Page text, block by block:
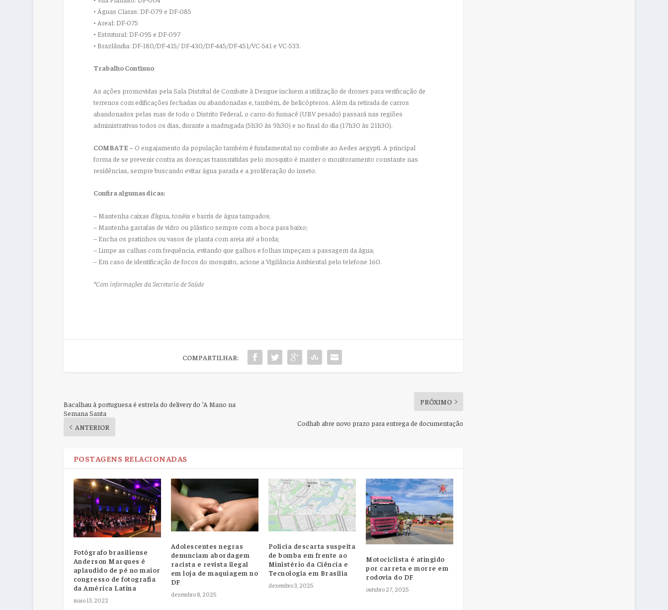
• Águas Claras: DF-079 e DF-085
• Areal: DF-075
• Estrutural: DF-095 e DF-097
• Brazlândia: DF-180/DF-415/ DF-430/DF-445/DF-451/VC-541 e VC-533.
Trabalho Contínuo
As ações promovidas pela Sala Distrital de Combate à Dengue incluem a utilização de drones para verificação de
terrenos com edificações fechadas ou abandonadas e, também, de helicópteros. Além da retirada de carros
abandonados pelas ruas de todo o Distrito Federal, o carro do fumacê (UBV pesado) passará nas regiões
administrativas todos os dias, durante a madrugada (5h30 às 9h30) e no final do dia (17h30 às 21h30).
COMBATE – O engajamento da população também é fundamental no combate ao Aedes aegypti. A principal
forma de se prevenir contra as doenças transmitidas pelo mosquito é manter o monitoramento constante nas
residências, sempre buscando evitar água parada e a proliferação do inseto.
Confira algumas dicas:
– Mantenha caixas d’água, tonéis e barris de água tampados;
– Mantenha garrafas de vidro ou plástico sempre com a boca para baixo;
– Encha os pratinhos ou vasos de planta com areia até a borda;
– Limpe as calhas com frequência, evitando que galhos e folhas impeçam a passagem da água;
– Em caso de identificação de focos do mosquito, acione a Vigilância Ambiental pelo telefone 160.
*Com informações da Secretaria de Saúde
COMPARTILHAR:
Bacalhau à portuguesa é estrela do delivery do ‘A Mano na
Semana Santa
ANTERIOR
PRÓXIMO
Codhab abre novo prazo para entrega de documentação
POSTAGENS RELACIONADAS
Fotógrafo brasiliense
Anderson Marques é
aplaudido de pé no maior
congresso de fotografia
da América Latina
maio 13, 2022
Adolescentes negras
denunciam abordagem
racista e revista ilegal
em loja de maquiagem no
DF
dezembro 8, 2025
Polícia descarta suspeita
de bomba em frente ao
Ministério da Ciência e
Tecnologia em Brasília
dezembro 3, 2025
Motociclista é atingido
por carreta e morre em
rodovia do DF
outubro 27, 2025